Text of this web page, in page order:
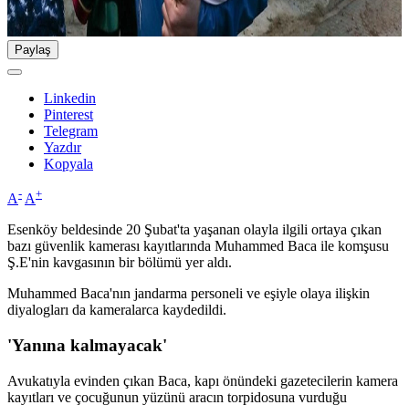
Paylaş
Linkedin
Pinterest
Telegram
Yazdır
Kopyala
A- A+
Esenköy beldesinde 20 Şubat'ta yaşanan olayla ilgili ortaya çıkan
bazı güvenlik kamerası kayıtlarında Muhammed Baca ile komşusu
Ş.E'nin kavgasının bir bölümü yer aldı.
Muhammed Baca'nın jandarma personeli ve eşiyle olaya ilişkin
diyalogları da kameralarca kaydedildi.
'Yanına kalmayacak'
Avukatıyla evinden çıkan Baca, kapı önündeki gazetecilerin kamera
kayıtları ve çocuğunun yüzünü aracın torpidosuna vurduğu